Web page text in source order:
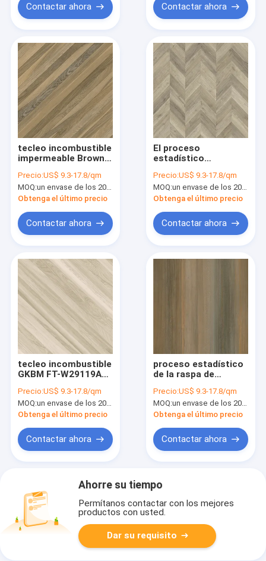
de arenque
Contactar ahora
mContactar ahora
tecleo incombustible
impermeable Brown
3 del proceso
estadístico de la
raspa de arenque de
Precio:US$ 9.3-17.8/qm
MOQ:un envase de los 20FT, o 2500 metros cuadrados;
Obtenga el último precio
Contactar ahora
El proceso
estadístico
raspa de arenque de
Eco hace clic el
grano GKBM DP-
de Burlywood del
roble del color del
Precio:US$ 9.3-17.8/qm
MOQ:un envase de los 20FT, o 2500 metros cuadrados;
Obtenga el último precio
Contactar ahora
tecleo incombustible
GKBM FT-W29119AB-
impermeable de la
raspa de arenque del
suelo del proceso
180x1220m m
Precio:US$ 9.3-17.8/qm
MOQ:un envase de los 20FT, o 2500 metros cuadrados;
Obtenga el último precio
Contactar ahora
proceso estadístico
de la raspa de
suela el grano
incombustible
insonoro GKBM FT-
de Burlywood del
tecleo de Unilin
Precio:US$ 9.3-17.8/qm
MOQ:un envase de los 20FT, o 2500 metros cuadrados;
Obtenga el último precio
Contactar ahora
Ahorre su tiempo
Permítanos contactar con los mejores
productos con usted.
Dar su requisito